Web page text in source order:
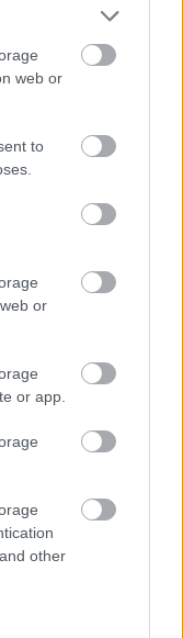
web or
to
or
or app.
other
hiányállapot – az